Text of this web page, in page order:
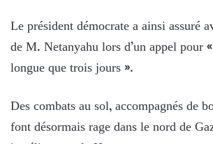
Le président démocrate a ainsi assuré
de M. Netanyahu lors d’un appel pour
longue que trois jours ».
Des combats au sol, accompagnés de
font désormais rage dans le nord de